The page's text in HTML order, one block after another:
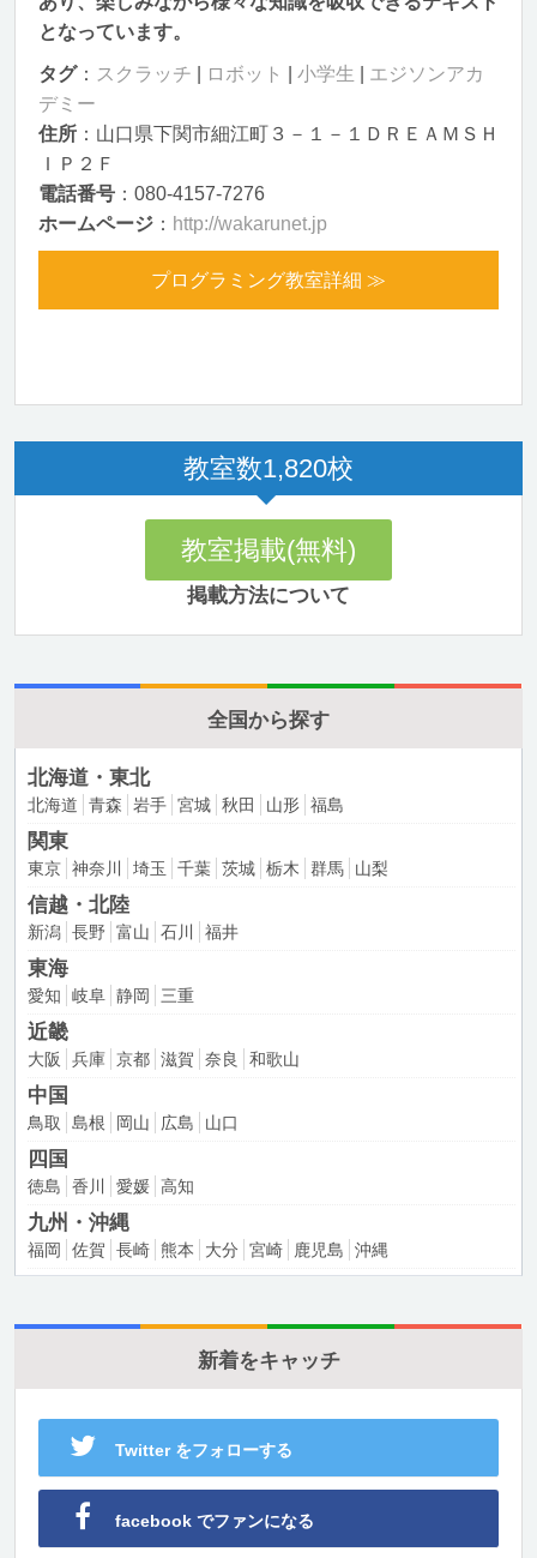
となっています。
タグ： スクラッチ ロボット 小学生
エジソンアカ
デミー
住所 ：山口県下関市細江町３－１－１ＤＲＥＡＭＳＨ
ＩＰ２Ｆ
電話番号 ：080-4157-7276
ホームページ ： http://wakarunet.jp
プログラミング教室詳細 ≫
教室数1,820校
教室掲載(無料)
掲載方法について
全国から探す
北海道・東北
北海道 青森 岩手 宮城 秋田 山形 福島
関東
東京 神奈川 埼玉 千葉 茨城 栃木 群馬 山梨
信越・北陸
新潟 長野 富山 石川 福井
東海
愛知 岐阜 静岡 三重
近畿
大阪 兵庫 京都 滋賀 奈良 和歌山
中国
鳥取 島根 岡山 広島 山口
四国
徳島 香川 愛媛 高知
九州・沖縄
福岡 佐賀 長崎 熊本 大分 宮崎 鹿児島 沖縄
新着をキャッチ
Twitter をフォローする
facebook でファンになる